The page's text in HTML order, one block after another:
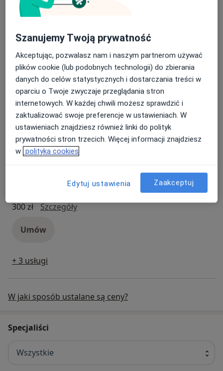
Umów
1 800 zł
Szczegóły operacja stulejki
Umów
Operacja wodniaka jądra
1 800 zł
Szczegóły operacja wodniaka jądra
Umów
300 zł
SzczegółyKonsultacja urologiczna + USG
Umów
+ 3 usługi
W jaki sposób ustalane są ceny?
Specjaliści
Wszystkie
Szanujemy Twoją prywatność
Akceptując, pozwalasz nam i naszym partnerom używać
plików cookie (lub podobnych technologii) do zbierania
danych do celów statystycznych i dostarczania treści w
oparciu o Twoje zwyczaje przeglądania stron
internetowych. W każdej chwili możesz sprawdzić i
zaktualizować swoje preferencje w ustawieniach. W
ustawieniach znajdziesz również linki do polityk
prywatności stron trzecich. Więcej informacji znajdziesz
w polityka cookies
Edytuj ustawienia Zaakceptuj